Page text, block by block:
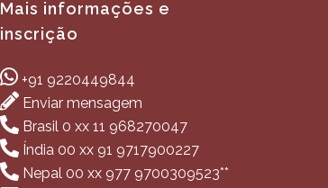
Mais informações e
inscrição
+91 9220449844
Enviar mensagem
Brasil 0 xx 11 968270047
Índia 00 xx 91 9717900227
Nepal 00 xx 977 9700309523**